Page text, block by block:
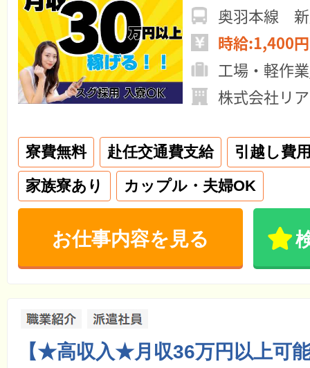
奥羽本線 新
時給:1,400
工場・軽作
株式会社リ
寮費無料 赴任交通費支給
引越し費
家族寮あり
カップル・夫婦OK
お仕事内容を見る
【★高収入★月収36万円以上可